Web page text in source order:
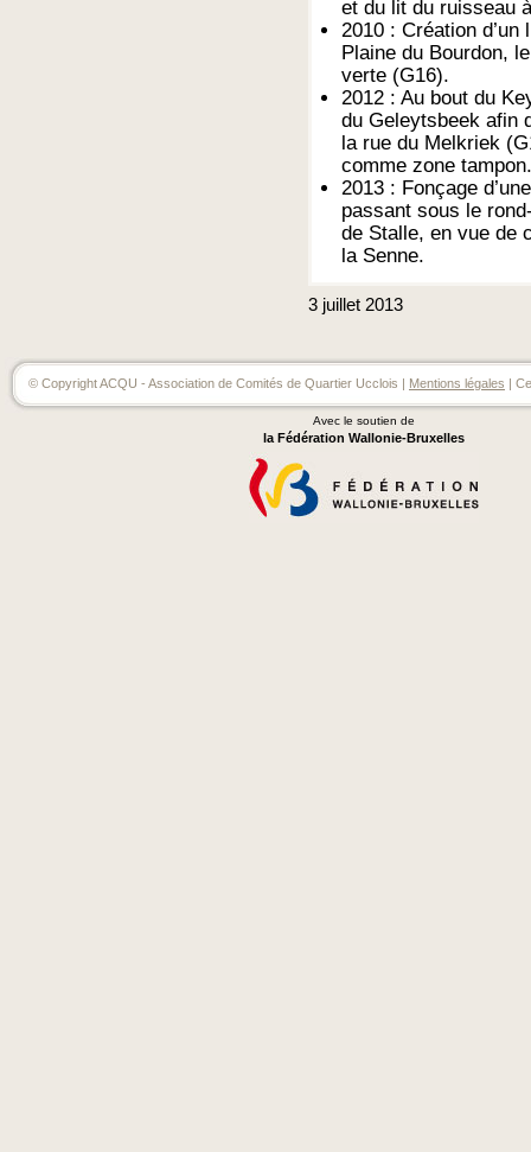
et du lit du ruisseau
2010 : Création
Plaine du Bourdon,
verte (G16).
2012 : Au bout du
du Geleytsbeek afin
la rue du Melkriek
comme zone tampon.
2013 : Fonçage
passant sous le
de Stalle, en vue de
la Senne.
3 juillet 2013
© Copyright ACQU - Association de Comités de Quartier Ucclois | Mentions légales |
Avec le soutien de
la Fédération Wallonie-Bruxelles